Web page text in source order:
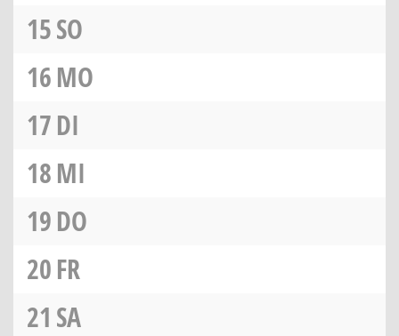
15SO
16MO
17DI
18MI
19DO
20FR
21 SA